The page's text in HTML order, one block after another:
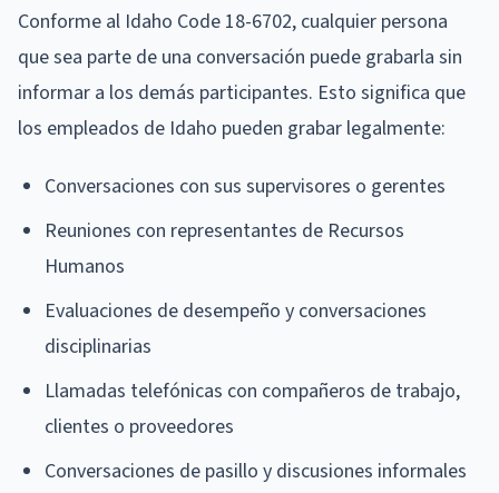
Conforme al Idaho Code 18-6702, cualquier persona
que sea parte de una conversación puede grabarla sin
informar a los demás participantes. Esto significa que
los empleados de Idaho pueden grabar legalmente:
Conversaciones con sus supervisores o gerentes
Reuniones con representantes de Recursos
Humanos
Evaluaciones de desempeño y conversaciones
disciplinarias
Llamadas telefónicas con compañeros de trabajo,
clientes o proveedores
Conversaciones de pasillo y discusiones informales